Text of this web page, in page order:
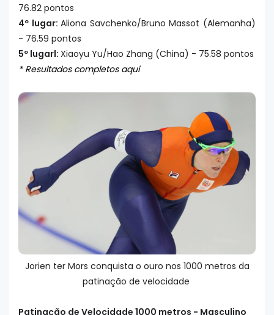
76.82 pontos
4º lugar:Aliona Savchenko/Bruno Massot (Alemanha)
- 76.59 pontos
5º lugarl: Xiaoyu Yu/Hao Zhang (China) - 75.58 pontos
* Resultados completos aqui
Jorien ter Mors conquista o ouro nos 1000 metros da
patinação de velocidade
Patinação de Velocidade 1000 metros - Masculino